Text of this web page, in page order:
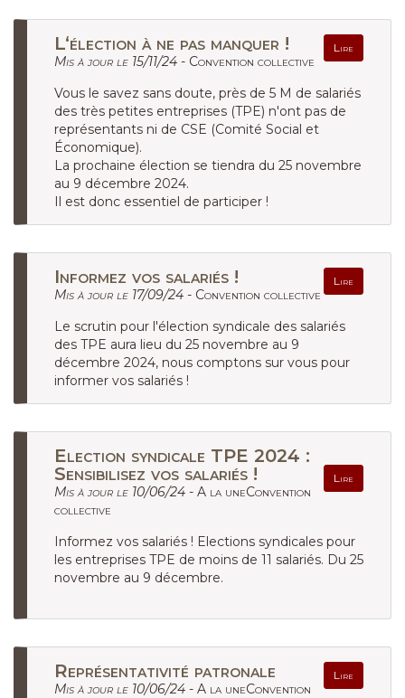
L‘élection à ne pas manquer ! Lire
Mis à jour le 15/11/24 - Convention collective
Vous le savez sans doute, près de 5 M de salariés
des très petites entreprises (TPE) n'ont pas de
représentants ni de CSE (Comité Social et
Économique).
La prochaine élection se tiendra du 25 novembre
au 9 décembre 2024.
Il est donc essentiel de participer !
Informez vos salariés ! Lire
Mis à jour le 17/09/24 - Convention collective
Le scrutin pour l'élection syndicale des salariés
des TPE aura lieu du 25 novembre au 9
décembre 2024, nous comptons sur vous pour
informer vos salariés !
Election syndicale TPE 2024 :
Sensibilisez vos salariés !
Lire
Mis à jour le 10/06/24 - A la uneConvention
collective
Informez vos salariés ! Elections syndicales pour
les entreprises TPE de moins de 11 salariés. Du 25
novembre au 9 décembre.
Représentativité patronale Lire
Mis à jour le 10/06/24 - A la uneConvention